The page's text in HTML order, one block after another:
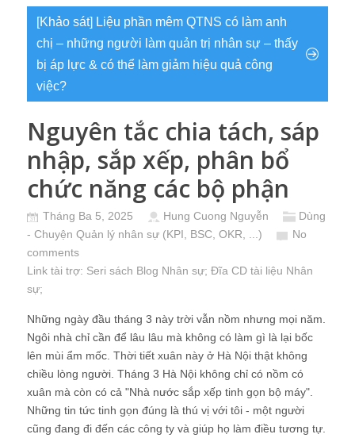
[Khảo sát] Liệu phần mêm QTNS có làm anh
chị – những người làm quản trị nhân sự – thấy
bị áp lực & có thể làm giảm hiệu quả công
việc?
Nguyên tắc chia tách, sáp
nhập, sắp xếp, phân bổ
chức năng các bộ phận
Tháng Ba 5, 2025 Hung Cuong Nguyễn
Dùng
- Chuyện Quản lý nhân sự (KPI, BSC, OKR, ...)
No
comments
Link tài trợ: Seri sách Blog Nhân sự; Đĩa CD tài liệu Nhân
sự;
Những ngày đầu tháng 3 này trời vẫn nồm nhưng mọi năm.
Ngôi nhà chỉ cần để lâu lâu mà không có làm gì là lại bốc
lên mùi ẩm mốc. Thời tiết xuân này ở Hà Nội thật không
chiều lòng người. Tháng 3 Hà Nội không chỉ có nồm có
xuân mà còn có cả "Nhà nước sắp xếp tinh gọn bộ máy".
Những tin tức tinh gọn đúng là thú vị với tôi - một người
cũng đang đi đến các công ty và giúp họ làm điều tương tự.